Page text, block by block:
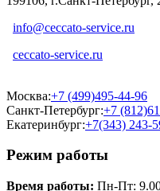
info@ceccato-service.ru
ceccato-service.ru
Москва:+7 (499)495-44-96
Санкт-Петербург:+7
Екатеринбург:+7(343) 243-
Режим работы
Время работы: Пн-Пт: